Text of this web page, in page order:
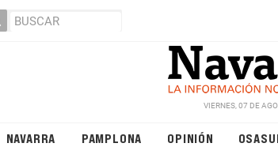
VIERNES, 07 DE
NAVARRA PAMPLONA OPINIÓN